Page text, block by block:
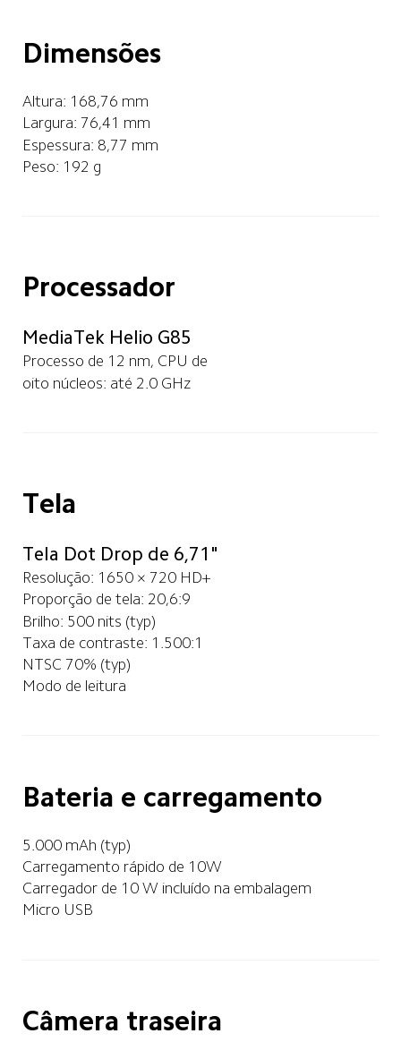
Dimensões
Altura: 168,76 mm
Largura: 76,41 mm
Espessura: 8,77 mm
Peso: 192 g
Processador
MediaTek Helio G85
Processo de 12 nm, CPU de
oito núcleos: até 2.0 GHz
Tela
Tela Dot Drop de 6,71"
Resolução: 1650 × 720 HD+
Proporção de tela: 20,6:9
Brilho: 500 nits (typ)
Taxa de contraste: 1.500:1
NTSC 70% (typ)
Modo de leitura
Bateria e carregamento
5.000 mAh (typ)
Carregamento rápido de 10W
Carregador de 10 W incluído na embalagem
Micro USB
Câmera traseira